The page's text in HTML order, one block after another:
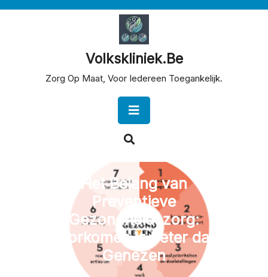
Volkskliniek.be
Zorg Op Maat, Voor Iedereen Toegankelijk.
Button
Het Belang van
Preventieve
Gezondheidszorg:
Voorkomen is Beter dan
Genezen